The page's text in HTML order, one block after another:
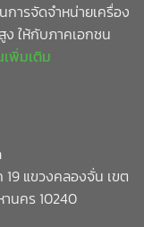
การจัดจำหน่ายเครื่อง
ให้กับภาคเอกชน
เพิ่มเติม
19 แขวงคลองจั่น เขต
นคร 10240